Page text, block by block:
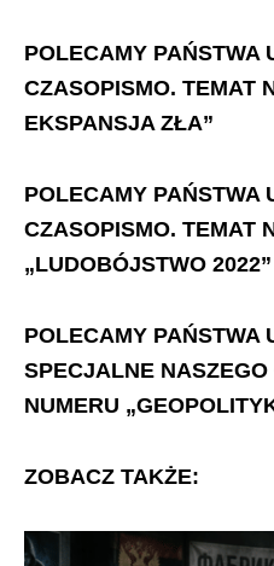
POLECAMY PAŃSTWA
CZASOPISMO. TEMAT
EKSPANSJA ZŁA”
POLECAMY PAŃSTWA
CZASOPISMO. TEMAT
„LUDOBÓJSTWO 2022”
POLECAMY PAŃSTWA
SPECJALNE
NUMERU
ZOBACZ TAKŻE: